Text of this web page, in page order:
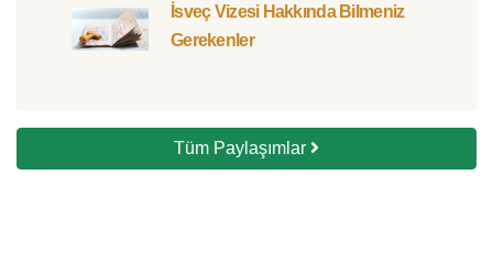
İsveç Vizesi Hakkında Bilmeniz
Gerekenler
Tüm Paylaşımlar